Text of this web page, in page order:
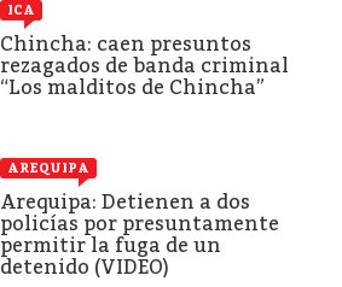
ICA
Chincha: caen presuntos
rezagados de banda criminal
“Los malditos de Chincha”
AREQUIPA
Arequipa: Detienen a dos
policías por presuntamente
permitir la fuga de un
detenido (VIDEO)